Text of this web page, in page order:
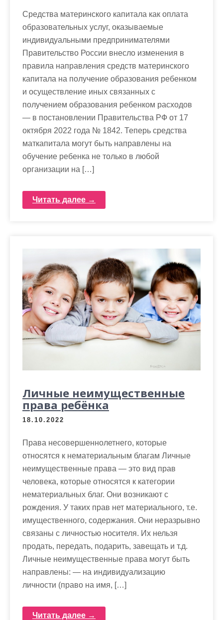
Средства материнского капитала как оплата
образовательных услуг, оказываемые
индивидуальными предпринимателями
Правительство России внесло изменения в
правила направления средств материнского
капитала на получение образования ребенком
и осуществление иных связанных с
получением образования ребенком расходов
— в постановлении Правительства РФ от 17
октября 2022 года № 1842. Теперь средства
маткапитала могут быть направлены на
обучение ребенка не только в любой
организации на […]
Читать далее →
Личные неимущественные
права ребёнка
18.10.2022
Права несовершеннолетнего, которые
относятся к нематериальным благам Личные
неимущественные права — это вид прав
человека, которые относятся к категории
нематериальных благ. Они возникают с
рождения. У таких прав нет материального, т.е.
имущественного, содержания. Они неразрывно
связаны с личностью носителя. Их нельзя
продать, передать, подарить, завещать и т.д.
Личные неимущественные права могут быть
направлены: — на индивидуализацию
личности (право на имя, […]
Читать далее →